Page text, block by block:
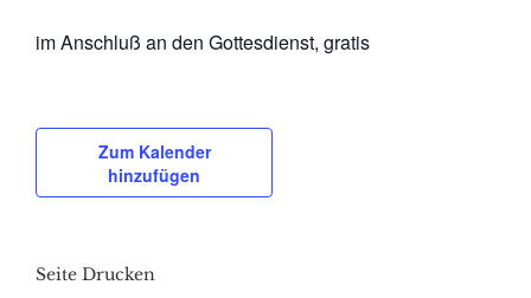
im Anschluß an den Gottesdienst, gratis
Zum Kalender
hinzufügen
Seite Drucken